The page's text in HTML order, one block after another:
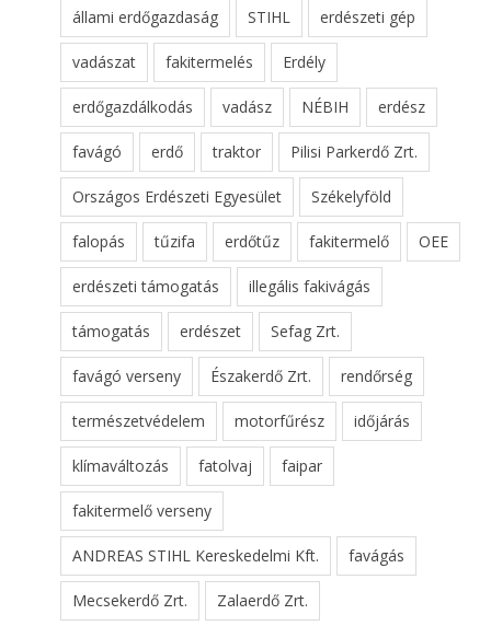
állami erdőgazdaság STIHL erdészeti gép
vadászat fakitermelés Erdély
erdőgazdálkodás vadász NÉBIH erdész
favágó erdő traktor Pilisi Parkerdő Zrt.
Országos Erdészeti Egyesület Székelyföld
falopás tűzifa erdőtűz fakitermelő OEE
erdészeti támogatás illegális fakivágás
támogatás erdészet Sefag Zrt.
favágó verseny Északerdő Zrt. rendőrség
természetvédelem motorfűrész időjárás
klímaváltozás fatolvaj faipar
fakitermelő verseny
ANDREAS STIHL Kereskedelmi Kft. favágás
Mecsekerdő Zrt. Zalaerdő Zrt.